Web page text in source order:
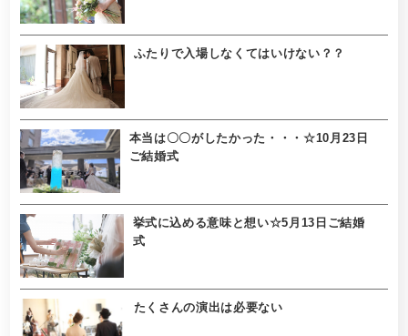
ふたりで入場しなくてはいけない？？
本当は〇〇がしたかった・・・☆10月23日
ご結婚式
挙式に込める意味と想い☆5月13日ご結婚
式
たくさんの演出は必要ない